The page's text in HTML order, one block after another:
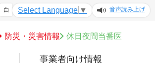
防災・災害情報 休日夜間当番医
事業者向け情報
白 Select Language ▼ 音声読み上げ